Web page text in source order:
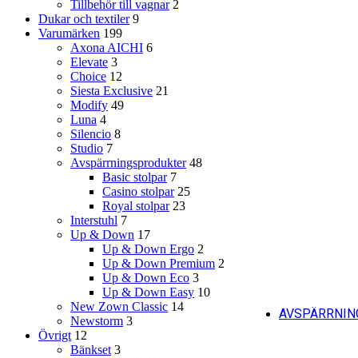
Tillbehör till vagnar 2
Dukar och textiler 9
Varumärken 199
Axona AICHI 6
Elevate 3
Choice 12
Siesta Exclusive 21
Modify 49
Luna 4
Silencio 8
Studio 7
Avspärrningsprodukter 48
Basic stolpar 7
Casino stolpar 25
Royal stolpar 23
Interstuhl 7
Up & Down 17
Up & Down Ergo 2
Up & Down Premium 2
Up & Down Eco 3
Up & Down Easy 10
New Zown Classic 14
Newstorm 3
Övrigt 12
Bänkset 3